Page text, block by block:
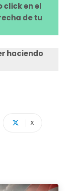
click en el
de tu
haciendo
X